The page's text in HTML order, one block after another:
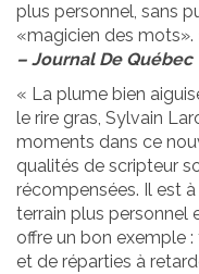
plus personnel, sans
«magicien des mots».
– Journal De Québec
« La plume bien
le rire gras, Sylvain
moments dans ce
qualités de scripteur
récompensées. Il est à
terrain plus personnel
offre un bon exemple
et de réparties à